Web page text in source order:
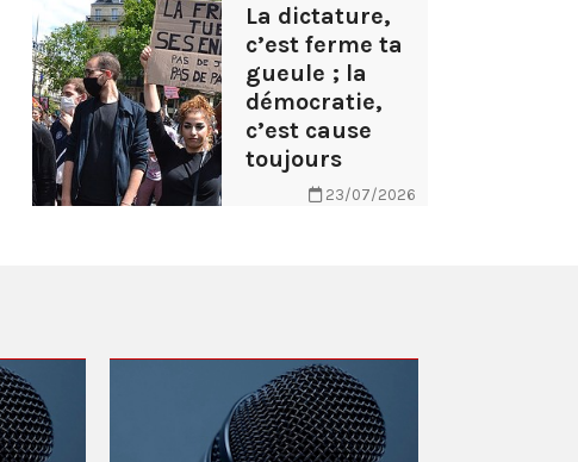
La dictature,
c’est ferme ta
gueule ; la
démocratie,
c’est cause
toujours
23/07/2026